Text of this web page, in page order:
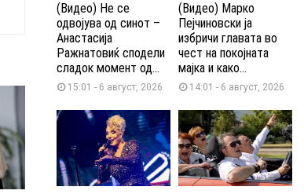
(Видео) Не се
одвојува од синот –
Анастасија
Ражнатовиќ сподели
сладок момент од...
15:01 - 6 август, 2026
(Видео) Марко
Пејчиновски ја
избричи главата во
чест на покојната
мајка и како...
14:01 - 6 август, 2026